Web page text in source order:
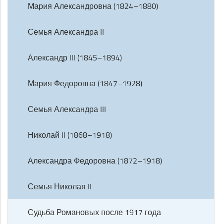
Мария Александровна (1824–1880)
Семья Александра II
Александр III (1845–1894)
Мария Федоровна (1847–1928)
Семья Александра III
Николай II (1868–1918)
Александра Федоровна (1872–1918)
Семья Николая II
Судьба Романовых после 1917 года